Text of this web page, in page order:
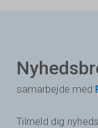
samarbejde med
Tilmeld dig